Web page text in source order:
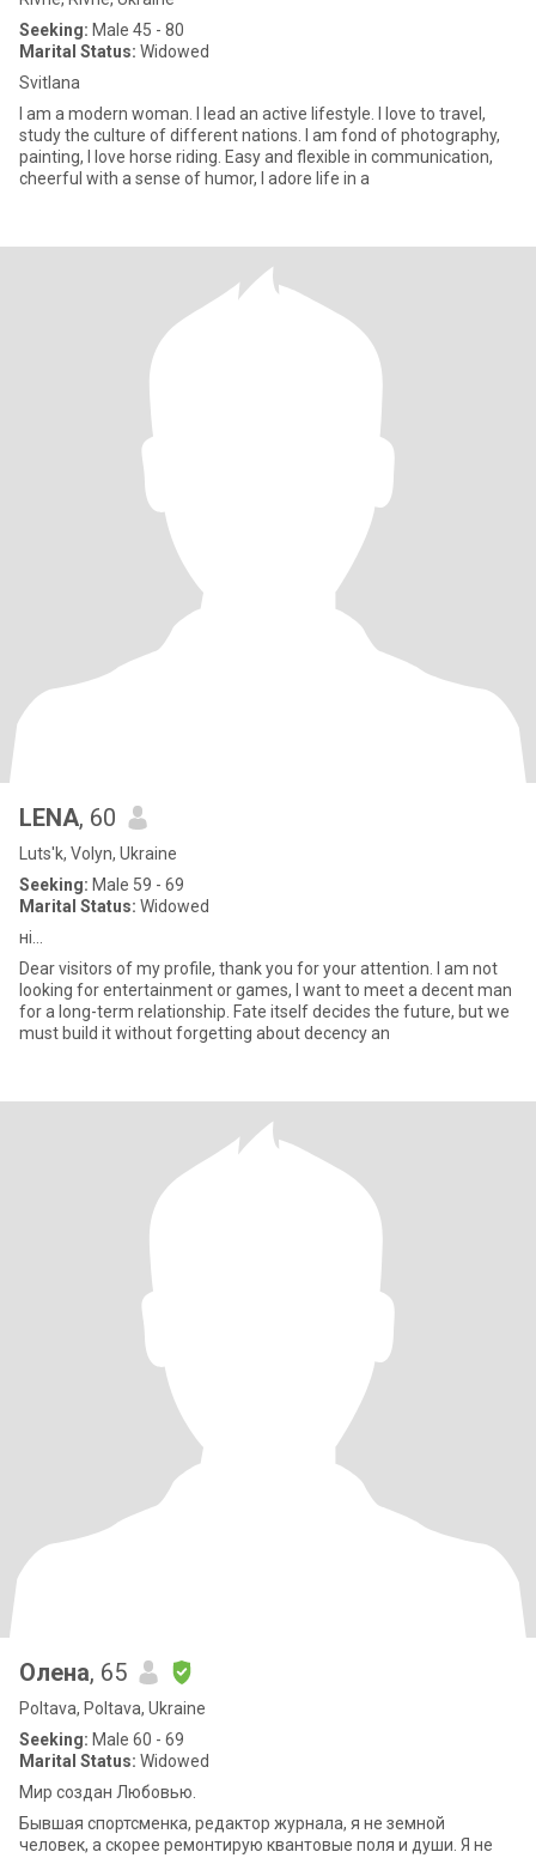
Seeking: Male 45 - 80
Marital Status: Widowed
Svitlana
I am a modern woman. I lead an active lifestyle. I love to travel,
study the culture of different nations. I am fond of photography,
painting, I love horse riding. Easy and flexible in communication,
cheerful with a sense of humor, I adore life in a
LENA, 60
Luts'k, Volyn, Ukraine
Seeking: Male 59 - 69
Marital Status: Widowed
ні...
Dear visitors of my profile, thank you for your attention. I am not
looking for entertainment or games, I want to meet a decent man
for a long-term relationship. Fate itself decides the future, but we
must build it without forgetting about decency an
Олена, 65
Poltava, Poltava, Ukraine
Seeking: Male 60 - 69
Marital Status: Widowed
Мир создан Любовью.
Бывшая спортсменка, редактор журнала, я не земной
человек, а скорее ремонтирую квантовые поля и души. Я не